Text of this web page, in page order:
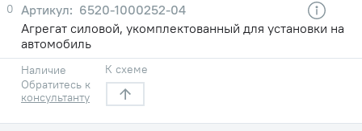
0
6520-1000252-04
Агрегат силовой, укомплектованный для установки на
автомобиль
Наличие
Обратитесь к
консультанту
К схеме